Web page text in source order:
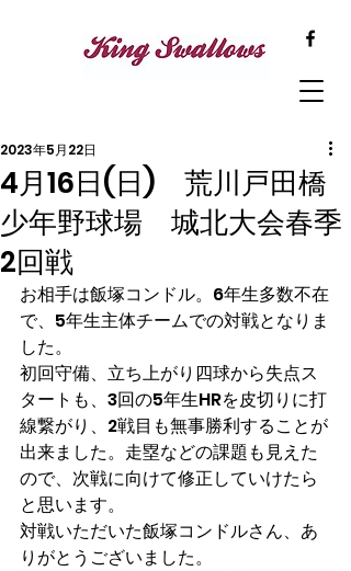
4月16日(日) 荒川戸田橋
少年野球場 城北大会春季
2回戦
2023年5月22日
お相手は飯塚コンドル。6年生多数不在
で、5年生主体チームでの対戦となりま
した。
初回守備、立ち上がり四球から失点ス
タートも、3回の5年生HRを皮切りに打
線繋がり、2戦目も無事勝利することが
出来ました。走塁などの課題も見えた
ので、次戦に向けて修正していけたら
と思います。
対戦いただいた飯塚コンドルさん、あ
りがとうございました。